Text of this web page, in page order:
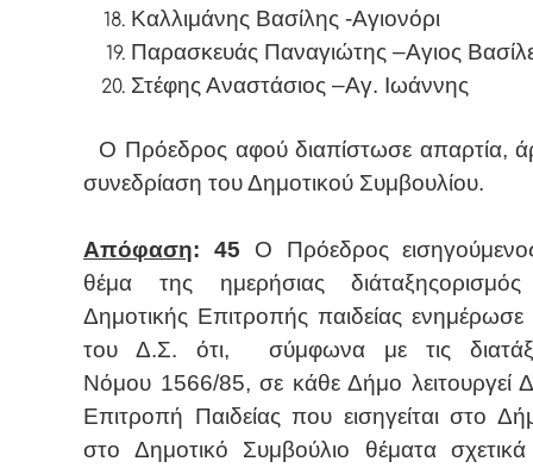
Καλλιμάνης Βασίλης -Αγιονόρι
Παρασκευάς Παναγιώτης –Αγιος
Στέφης Αναστάσιος –Αγ. Ιωάννης
Ο Πρόεδρος αφού διαπίστωσε απαρτία,
συνεδρίαση του Δημοτικού Συμβουλίου.
Απόφαση: 45 Ο Πρόεδρος
θέμα της ημερήσιας
Δημοτικής Επιτροπής παιδείας
του Δ.Σ. ότι, σύμφωνα με τις
Νόμου 1566/85, σε κάθε Δήμο λειτουργεί
Επιτροπή Παιδείας που εισηγείται στο
στο Δημοτικό Συμβούλιο θέματα